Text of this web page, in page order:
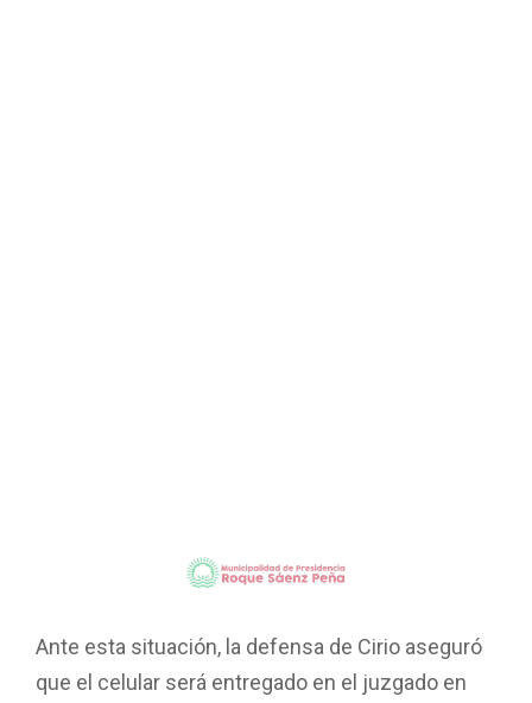
Ante esta situación, la defensa de Cirio aseguró
que el celular será entregado en el juzgado en